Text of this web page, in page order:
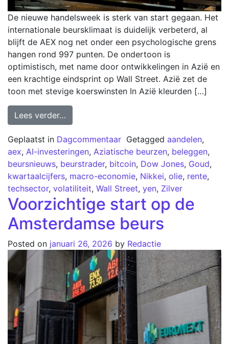
De nieuwe handelsweek is sterk van start gegaan. Het
internationale beursklimaat is duidelijk verbeterd, al
blijft de AEX nog net onder een psychologische grens
hangen rond 997 punten. De ondertoon is
optimistisch, met name door ontwikkelingen in Azië en
een krachtige eindsprint op Wall Street. Azië zet de
toon met stevige koerswinsten In Azië kleurden […]
Lees verder…
Geplaatst in Dagcommentaar Getagged aandelen,
aex, AI-investeringen, Aziatische beurzen, beleggen,
beursnieuws, beurstrader, bitcoin, Dow Jones, Goud,
kwartaalcijfers, macro-economie, Nikkei, olie, rente,
techsector, volatiliteit, Wall Street, yen, Zilver
Voorzichtige start op de
Amsterdamse beurs
Posted on januari 26, 2026 by Redactie